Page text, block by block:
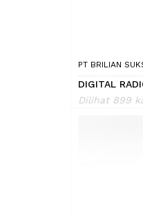
PT BRILIAN
DIGITAL
Dilihat 899